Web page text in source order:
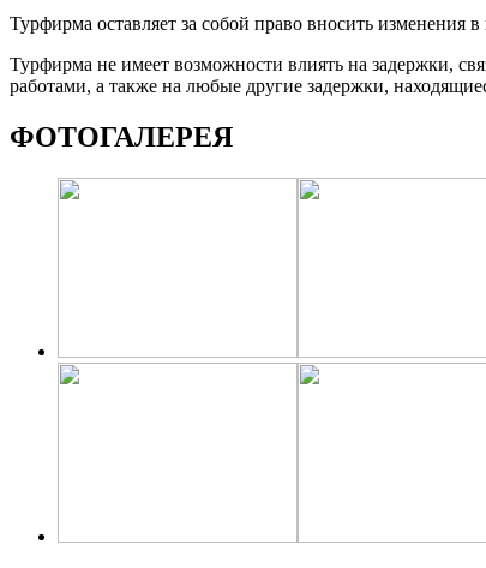
Турфирма оставляет за собой право вносить изменения
Турфирма не имеет возможности влиять на задержки,
работами, а также на любые другие задержки,
ФОТОГАЛЕРЕЯ